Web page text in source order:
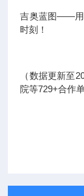
吉奥蓝图——用
时刻！
（数据更新至
院等729+合作单